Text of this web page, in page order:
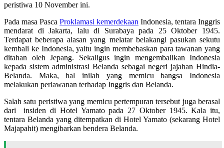
peristiwa 10 November ini.
Pada masa Pasca Proklamasi kemerdekaan Indonesia, tentara Inggris
mendarat di Jakarta, lalu di Surabaya pada 25 Oktober 1945.
Terdapat beberapa alasan yang melatar belakangi pasukan sekutu
kembali ke Indonesia, yaitu ingin membebaskan para tawanan yang
ditahan oleh Jepang. Sekaligus ingin mengembalikan Indonesia
kepada sistem administrasi Belanda sebagai negeri jajahan Hindia-
Belanda. Maka, hal inilah yang memicu bangsa Indonesia
melakukan perlawanan terhadap Inggris dan Belanda.
Salah satu peristiwa yang memicu pertempuran tersebut juga berasal
dari insiden di Hotel Yamato pada 27 Oktober 1945. Kala itu,
tentara Belanda yang ditempatkan di Hotel Yamato (sekarang Hotel
Majapahit) mengibarkan bendera Belanda.